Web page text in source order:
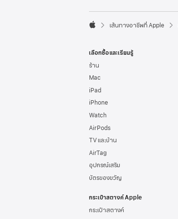
e
o
e
r

p
l
e
เส้นทางอาชีพที่ Apple
เลือกซื้อและเรียนรู้
ร้าน
Mac
iPad
iPhone
Watch
AirPods
TV และบ้าน
AirTag
อุปกรณ์เสริม
บัตรของขวัญ
กระเป๋าสตางค์ Apple
กระเป๋าสตางค์